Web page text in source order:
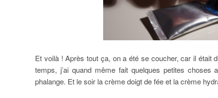
Et voilà ! Après tout ça, on a été se coucher, car il était
temps, j’ai quand même fait quelques petites
phalange. Et le soir la crème doigt de fée et la crème